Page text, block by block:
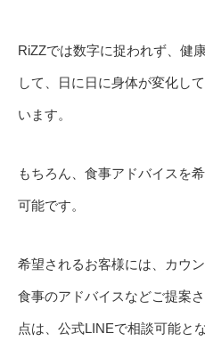
RiZZでは数字に捉われず、健
して、日に日に身体が変化し
います。
もちろん、食事アドバイスを
可能です。
希望されるお客様には、カウ
食事のアドバイスなどご提案
点は、公式LINEで相談可能と